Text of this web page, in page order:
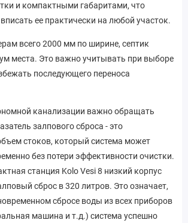
и компактными габаритами, что
ее практически на любой участок.
всего 2000 мм по ширине, септик
места. Это важно учитывать при выборе
последующего переноса
канализации важно обращать
залпового сброса - это
стоков, который система может
без потери эффективности очистки.
станция Kolo Vesi 8 низкий корпус
сброс в 320 литров. Это означает,
сбросе воды из всех приборов
машина и т.д.) система успешно